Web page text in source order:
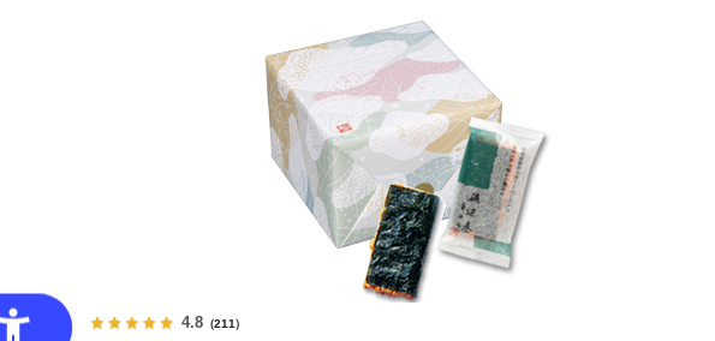
4.8（211）